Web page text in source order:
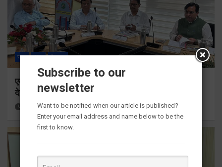
राज्य ALL देहरादून
एमडीडीए बोर्ड बैठक में 25 विकास प्रस्तावों को मिली मंजूरी,
देहरादून-मसूरी के नियोजित विकास को मिलेगी रफ्तार
10 hours ago Viri Gairola
Subscribe to our
newsletter
Want to be notified when our article is published?
Enter your email address and name below to be the
first to know.